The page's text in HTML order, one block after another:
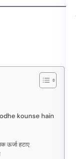
kounse hain
ऊर्जा हटाए